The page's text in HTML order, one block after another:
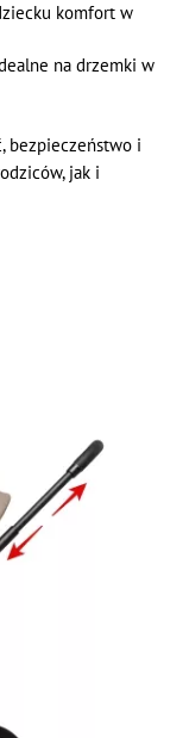
komfort w
na drzemki w
bezpieczeństwo i
jak i